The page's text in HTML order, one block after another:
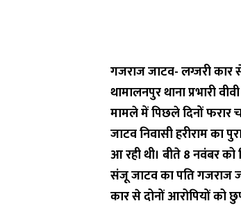
गजराज जाटव- लग्जरी कार
थामालनपुर थाना प्रभारी
मामले में पिछले दिनों फरार
जाटव निवासी हरीराम का
आ रही थी। बीते 8 नवंबर
संजू जाटव का पति गजराज
कार से दोनों आरोपियों को